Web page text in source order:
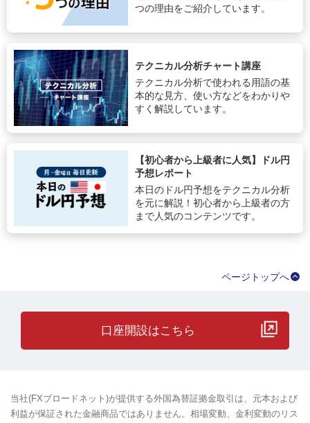
つの理由をご紹介しています。
テクニカル分析チャート講座
テクニカル分析で使われる用語の基
本的な見方、使い方などをわかりや
すく解説しています。
【初心者から上級者に人気】ドル円
予想レポート
本日のドル円予想をテクニカル分析
を元に解説！初心者から上級者の方
まで人気のコンテンツです。
ページトップへ
口座開設はこちら
当社(FXブロードネット)が提供する外国為替証拠金取引は、元本および
利益が保証された金融商品ではありません。相場変動、金利変動のリス